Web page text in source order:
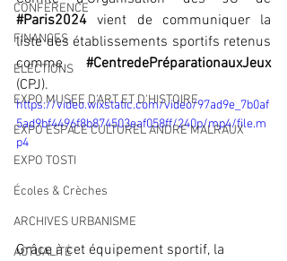
CONFERENCE
FINANCES
ELECTIONS
EXPO MUSEE D'ART ET D'HISTOIRE
EXPO ESPACE CULTUREL ANDRE MALRAUX
EXPO TOSTI
Écoles & Crèches
ARCHIVES URBANISME
ACTUALITÉ
#Paris2024 vient de communiquer la
liste des établissements sportifs retenus
comme #CentredePréparationauxJeux
(CPJ).
https://video.wixstatic.com/video/97ad9e_7b0af
5ad9bf4496f8b874503eaf058ff/240p/mp4/file.m
p4
Grâce à cet équipement sportif, la